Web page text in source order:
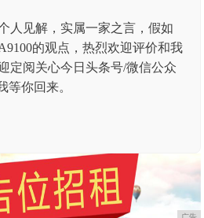
人见解，实属一家之言，假如
的观点，热烈欢迎评价和我
定阅关心今日头条号/微信公众
等你回来。